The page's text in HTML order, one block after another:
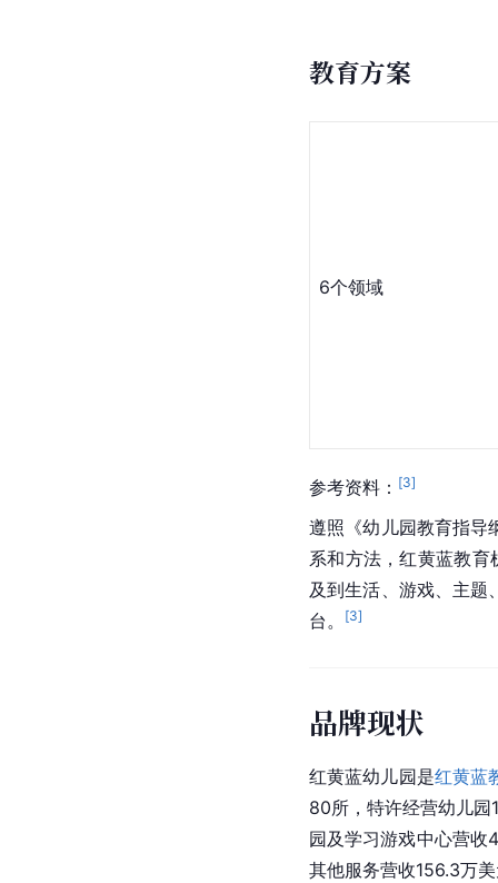
教育方案
6个领域
参考资料： [3]
遵照《幼儿园教育指导
系和方法，红黄蓝教
及到生活、游戏、主题
台。
[3]
品牌现状
红黄蓝幼儿园是红黄蓝
80所，特许经营幼儿
园及学习游戏中心营收
其他服务营收156.3万